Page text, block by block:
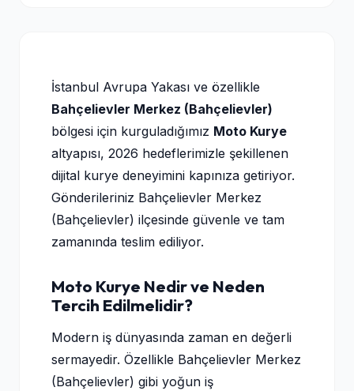
İstanbul Avrupa Yakası ve özellikle
Bahçelievler Merkez (Bahçelievler)
bölgesi için kurguladığımız Moto Kurye
altyapısı, 2026 hedeflerimizle şekillenen
dijital kurye deneyimini kapınıza getiriyor.
Gönderileriniz Bahçelievler Merkez
(Bahçelievler) ilçesinde güvenle ve tam
zamanında teslim ediliyor.
Moto Kurye Nedir ve Neden
Tercih Edilmelidir?
Modern iş dünyasında zaman en değerli
sermayedir. Özellikle Bahçelievler Merkez
(Bahçelievler) gibi yoğun iş